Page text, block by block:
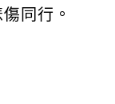
同行。